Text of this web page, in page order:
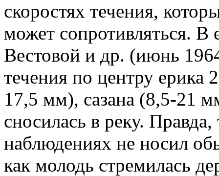
скоростях течения,
может сопротивляться. В
Вестовой и др. (июнь
течения по центру ерика
17,5 мм), сазана (8,5-21
сносилась в реку.
наблюдениях не носил
как молодь стремилась